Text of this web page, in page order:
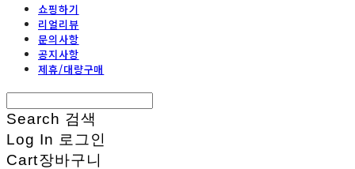
쇼핑하기
리얼리뷰
문의사항
공지사항
제휴/대량구매
Search 검색
Log In 로그인
Cart장바구니